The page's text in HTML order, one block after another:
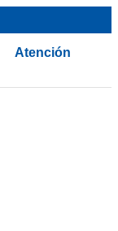
Atención